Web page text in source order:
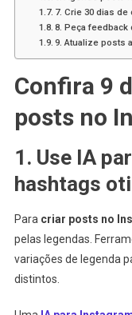
7. Crie 30 dias
8. Peça feedback
9. Atualize posts
Confira 9
posts no
1. Use IA
hashtags
Para criar posts no
pelas legendas.
variações de legenda
distintos.